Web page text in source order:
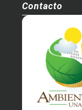
Contacto